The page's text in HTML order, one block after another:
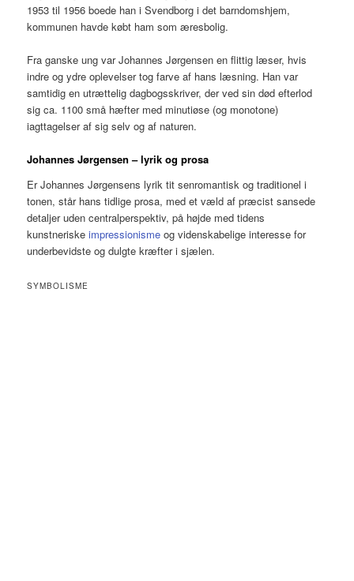
1953 til 1956 boede han i Svendborg i det barndomshjem,
kommunen havde købt ham som æresbolig.
Fra ganske ung var Johannes Jørgensen en flittig læser, hvis
indre og ydre oplevelser tog farve af hans læsning. Han var
samtidig en utrættelig dagbogsskriver, der ved sin død efterlod
sig ca. 1100 små hæfter med minutiøse (og monotone)
iagttagelser af sig selv og af naturen.
Johannes Jørgensen – lyrik og prosa
Er Johannes Jørgensens lyrik tit senromantisk og traditionel i
tonen, står hans tidlige prosa, med et væld af præcist sansede
detaljer uden centralperspektiv, på højde med tidens
kunstneriskeimpressionisme og videnskabelige interesse for
underbevidste og dulgte kræfter i sjælen.
SYMBOLISME